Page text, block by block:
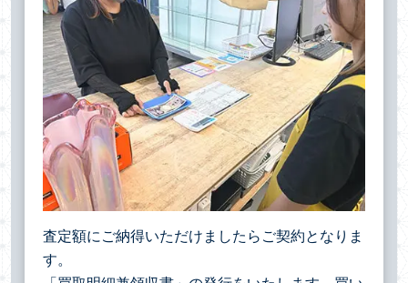
査定額にご納得いただけましたらご契約となりま
す。